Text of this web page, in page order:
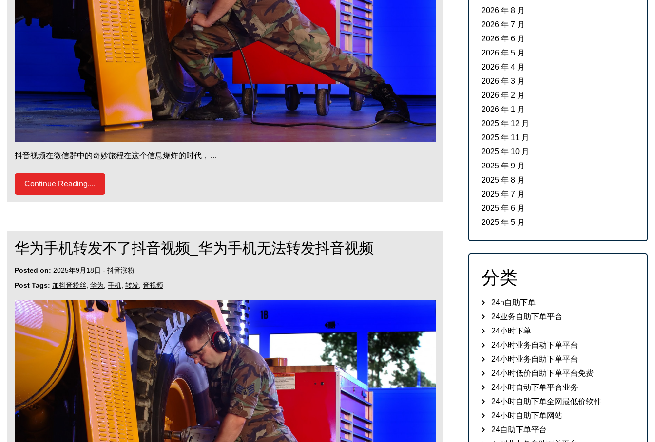
抖音视频在微信群中的奇妙旅程在这个信息爆炸的时代，…
Continue Reading....
华为手机转发不了抖音视频_华为手机无法转发抖音视频
Posted on: 2025年9月18日 - 抖音涨粉
Post Tags: 加抖音粉丝 华为 手机 转发 音视频
2026 年 8 月
2026 年 7 月
2026 年 6 月
2026 年 5 月
2026 年 4 月
2026 年 3 月
2026 年 2 月
2026 年 1 月
2025 年 12 月
2025 年 11 月
2025 年 10 月
2025 年 9 月
2025 年 8 月
2025 年 7 月
2025 年 6 月
2025 年 5 月
分类
24h自助下单
24业务自助下单平台
24小时下单
24小时业务自动下单平台
24小时业务自助下单平台
24小时低价自助下单平台免费
24小时自动下单平台业务
24小时自助下单全网最低价软件
24小时自助下单网站
24自助下单平台